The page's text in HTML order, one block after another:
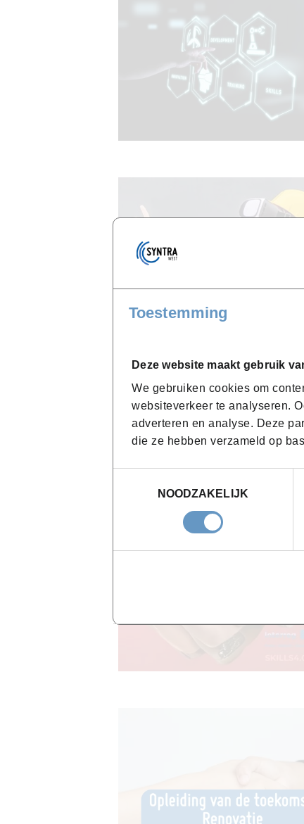
Toestemming
Deze website maakt gebruik
We gebruiken cookies om
websiteverkeer te analyseren.
adverteren en analyse. Deze
die ze hebben verzameld op
NOODZAKELIJK